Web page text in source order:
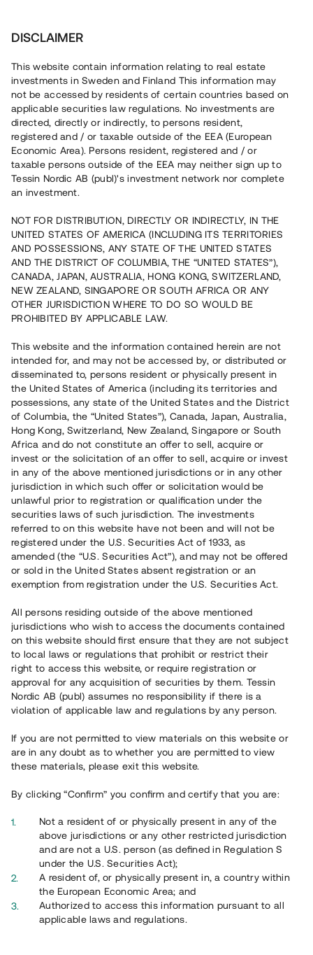
Investera i studentbostäder
Har du funderat på att investera i studentbostäder? Det är
inte alls en dum idé. Det är överlag brist på bostäder i de
därför ge dig som investerare god avkastning. Det som kan
ställa till problem är att det ofta är dyrt att investera i
fastighetsprojekt. Det krävs också att du som investerar har
goda kontakter med de företag som bygger studentbostäder.
Vi tycker att alla borde kunna investera i studentbostäder och
andra fastigheter. Därför har vi utvecklat en tjänst där du som
investerare kan möta fastighetsutvecklare och investera i
deras projekt. Det gör det mycket enklare för dig att investera
Tjänsten fungerar på så vis att fastighetsutvecklare publicerar
sina projekt på plattformen. Du som vill investera i
studentbostäder behöver registrera ett konto för att få mer
information om de projekt som publicerats på Tessin. Det tar
inte lång stund att registrera sig. När du har ett konto och har
intresserad av. Eftersom Tessin är en crowdfunding-tjänst
investerar du i fastighetsprojekt tillsammans med flertalet
andra investerare. Det betyder att ditt investerade kapital inte
behöver vara lika högt som i normala fall när man investerar i
studentbostäder. Första steget, efter att du registrerat dig, är
att reservera andelar i det projekt du vill investera i.
Reservationen är inte bindande men är obligatorisk för att du
ska kunna investera i det projekt du vill investera i. Kom ihåg
att läsa informationen om projektet noga innan du investerar
så du är medveten om villkoren som gäller för det specifika
projektet. Är du oerfaren när det gäller fastighetsinvesteringar
kan du ta hjälp av rådgivare för att säkerställa att du förstår
informationen om när avkastningen betalas ut mm. Tänk
också på att alla investeringar har risker och din investering
kan gå förlorad. Läs merom hur du investerar i
studentbostäder med hjälp av Tessin.
Läs mer
Återbetalt
Expansion av etablerad fastighetskoncern
10 500 000 SEK
Löptid:
Upp till 48 mån
Årl. avkastn.:
8 %
Investerare: 107
Se detaljer
Återbetalt
Hyresrätter nära Karlstads universitet
14 000 000 SEK
Löptid:
14 - 20 mån
Årl. avkastn.
11 %
Investeringsslag:
Lån
Investerare: 200
DISCLAIMER
This website contain information relating to real estate
investments in Sweden and Finland This information may
not be accessed by residents of certain countries based on
applicable securities law regulations. No investments are
directed, directly or indirectly, to persons resident,
registered and / or taxable outside of the EEA (European
Economic Area). Persons resident, registered and / or
taxable persons outside of the EEA may neither sign up to
Tessin Nordic AB (publ)'s investment network nor complete
an investment.
NOT FOR DISTRIBUTION, DIRECTLY OR INDIRECTLY, IN THE
UNITED STATES OF AMERICA (INCLUDING ITS TERRITORIES
AND POSSESSIONS, ANY STATE OF THE UNITED STATES
AND THE DISTRICT OF COLUMBIA, THE “UNITED STATES”),
CANADA, JAPAN, AUSTRALIA, HONG KONG, SWITZERLAND,
NEW ZEALAND, SINGAPORE OR SOUTH AFRICA OR ANY
OTHER JURISDICTION WHERE TO DO SO WOULD BE
PROHIBITED BY APPLICABLE LAW.
This website and the information contained herein are not
intended for, and may not be accessed by, or distributed or
disseminated to, persons resident or physically present in
the United States of America (including its territories and
possessions, any state of the United States and the District
of Columbia, the “United States”), Canada, Japan, Australia,
Hong Kong, Switzerland, New Zealand, Singapore or South
Africa and do not constitute an offer to sell, acquire or
invest or the solicitation of an offer to sell, acquire or invest
in any of the above mentioned jurisdictions or in any other
jurisdiction in which such offer or solicitation would be
unlawful prior to registration or qualification under the
securities laws of such jurisdiction. The investments
referred to on this website have not been and will not be
registered under the U.S. Securities Act of 1933, as
amended (the “U.S. Securities Act”), and may not be offered
or sold in the United States absent registration or an
exemption from registration under the U.S. Securities Act.
All persons residing outside of the above mentioned
jurisdictions who wish to access the documents contained
on this website should first ensure that they are not subject
to local laws or regulations that prohibit or restrict their
right to access this website, or require registration or
approval for any acquisition of securities by them. Tessin
Nordic AB (publ) assumes no responsibility if there is a
violation of applicable law and regulations by any person.
If you are not permitted to view materials on this website or
are in any doubt as to whether you are permitted to view
these materials, please exit this website.
By clicking “Confirm” you confirm and certify that you are:
Not a resident of or physically present in any of the
above jurisdictions or any other restricted jurisdiction
and are not a U.S. person (as defined in Regulation S
under the U.S. Securities Act);
A resident of, or physically present in, a country within
the European Economic Area; and
Authorized to access this information pursuant to all
applicable laws and regulations.